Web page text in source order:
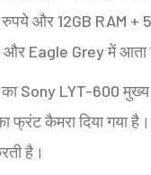
और 12GB RAM +
और Eagle Grey में आता
Sony LYT-600
फ्रंट कैमरा दिया गया
है।